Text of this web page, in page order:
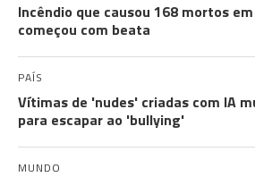
Incêndio que causou 168 mortos
começou com beata
PAÍS
Vítimas de 'nudes' criadas com IA
para escapar ao 'bullying'
MUNDO